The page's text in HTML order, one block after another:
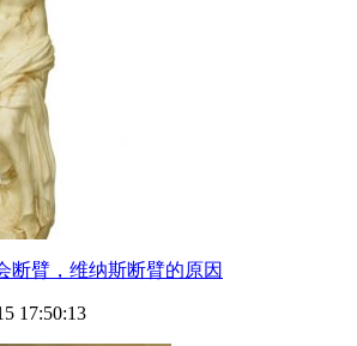
断臂，维纳斯断臂的原因
17:50:13